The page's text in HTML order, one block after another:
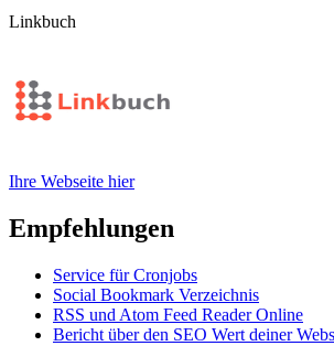
Linkbuch
Ihre Webseite hier
Empfehlungen
Service für Cronjobs
Social Bookmark Verzeichnis
RSS und Atom Feed Reader Online
Bericht über den SEO Wert deiner